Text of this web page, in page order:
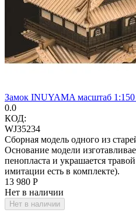
Замок INUYAMA масштаб 1:150
0.0
КОД:
WJ35234
Сборная модель одного из
Основание модели
пенопласта и украшается
имитации есть в комплекте).
13 980 Р
Нет в наличии
Нет в наличии